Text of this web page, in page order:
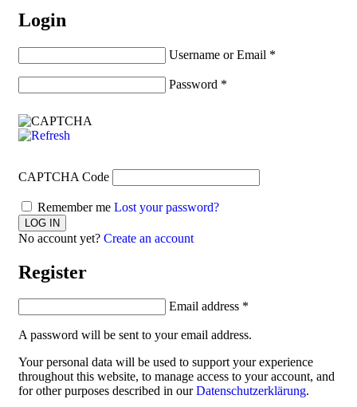
Login
Username or Email *
Password *
CAPTCHA Code
Remember me Lost your password?
No account yet? Create an account
Register
Email address *
A password will be sent to your email address.
Your personal data will be used to support your experience
throughout this website, to manage access to your account, and
for other purposes described in ourDatenschutzerklärung.